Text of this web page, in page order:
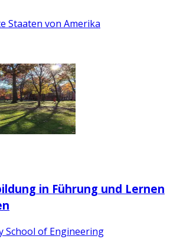
Staaten von Amerika
in Führung und Lernen
School of Engineering